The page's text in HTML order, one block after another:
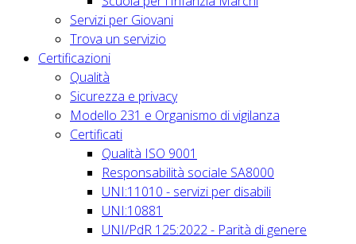
Servizi per Giovani
Trova un servizio
Certificazioni
Qualità
Sicurezza e privacy
Modello 231 e Organismo di vigilanza
Certificati
Qualità ISO 9001
Responsabilità sociale SA8000
UNI:11010 - servizi per disabili
UNI:10881
UNI/PdR 125:2022 - Parità di genere